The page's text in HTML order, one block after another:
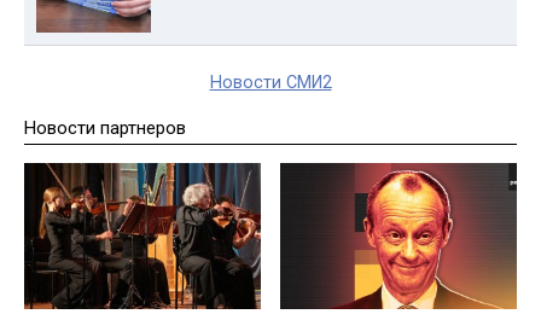
Новости СМИ2
Новости партнеров